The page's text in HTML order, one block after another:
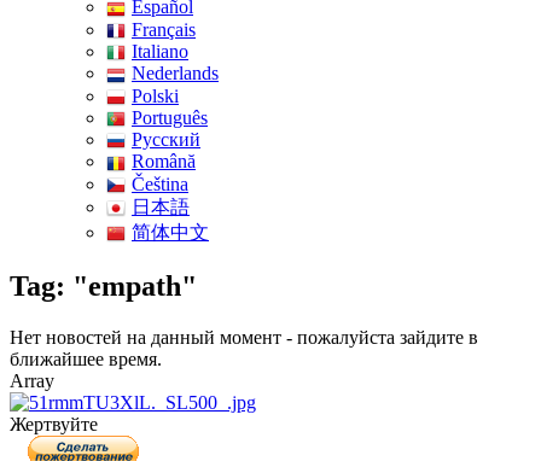
Español
Français
Italiano
Nederlands
Polski
Português
Pусский
Română
Čeština
日本語
简体中文
Tag: "empath"
Нет новостей на данный момент - пожалуйста зайдите в
ближайшее время.
Array
Жертвуйте